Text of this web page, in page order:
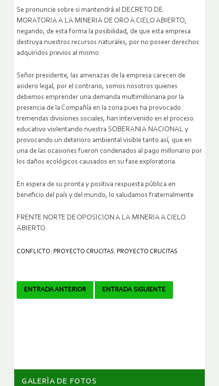
Se pronuncie sobre si mantendrá el DECRETO DE
MORATORIA A LA MINERIA DE ORO A CIELO ABIERTO,
negando, de esta forma la posibilidad, de que esta empresa
destruya nuestros recursos naturales, por no poseer derechos
adquiridos previos al mismo.
Señor presidente, las amenazas de la empresa carecen de
asidero legal, por el contrario, somos nosotros quienes
debemos emprender una demanda multimillonaria por la
presencia de la Compañía en la zona pues ha provocado
tremendas divisiones sociales, han intervenido en el proceso
educativo violentando nuestra SOBERANIA NACIONAL y
provocando un deterioro ambiental visible tanto así, que en
una de las ocasiones fueron condenados al pago millonario por
los daños ecológicos causados en su fase exploratoria.
En espera de su pronta y positiva respuesta pública en
beneficio del país y del mundo, lo saludamos fraternalmente
FRENTE NORTE DE OPOSICION A LA MINERIA A CIELO
ABIERTO.
CONFLICTO: PROYECTO CRUCITAS, PROYECTO CRUCITAS
Navegador
ENTRADA ANTERIOR ENTRADA SIGUIENTE
GALERÌA DE FOTOS